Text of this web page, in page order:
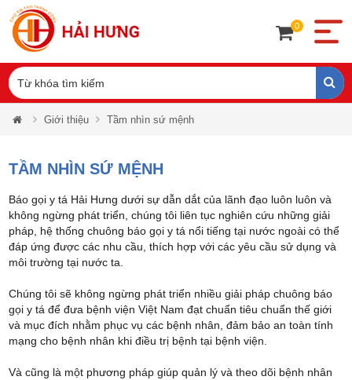
0
Giới thiệu Tầm nhìn sứ mệnh
TẦM NHÌN SỨ MỆNH
Báo gọi y tá Hải Hưng dưới sự dẫn dắt của lãnh đạo luôn luôn và
không ngừng phát triển, chúng tôi liên tục nghiên cứu những giải
pháp, hệ thống chuông báo gọi y tá nổi tiếng tại nước ngoài có thể
đáp ứng được các nhu cầu, thích hợp với các yêu cầu sử dụng và
môi trường tại nước ta.
Chúng tôi sẽ không ngừng phát triển nhiều giải pháp chuông báo
gọi y tá để đưa bệnh viện Việt Nam đạt chuẩn tiêu chuẩn thế giới
và mục đích nhằm phục vụ các bệnh nhân, đảm bảo an toàn tính
mạng cho bệnh nhân khi điều trị bệnh tại bệnh viện.
Và cũng là một phương pháp giúp quản lý và theo dõi bệnh nhân